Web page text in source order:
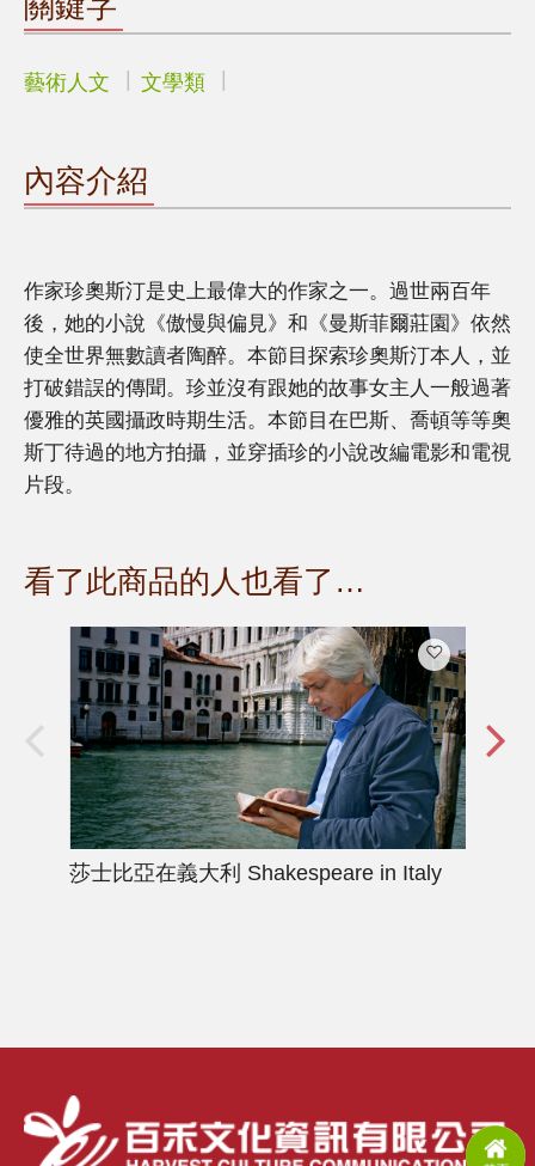
藝術人文 文學類
內容介紹
作家珍奧斯汀是史上最偉大的作家之一。過世兩百年
後，她的小說《傲慢與偏見》和《曼斯菲爾莊園》依然
使全世界無數讀者陶醉。本節目探索珍奧斯汀本人，並
打破錯誤的傳聞。珍並沒有跟她的故事女主人一般過著
優雅的英國攝政時期生活。本節目在巴斯、喬頓等等奧
斯丁待過的地方拍攝，並穿插珍的小說改編電影和電視
片段。
看了此商品的人也看了…
莎士比亞在義大利 Shakespeare in Italy